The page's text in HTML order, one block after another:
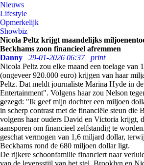
Nieuws
Lifestyle
Opmerkelijk
Showbiz
Nicola Peltz krijgt maandelijks
Beckhams zoon financieel afremmen
Danny
29-01-2026 06:37
print
Nicola Peltz zou elke maand een toelage van
(ongeveer 920.000 euro) krijgen van haar
Peltz. Dat meldt journaliste Marina Hyde in
Entertainment". Volgens haar zou Nelson
gezegd: "Ik geef mijn dochter een miljoen
in scherp contrast met de financiële steun die
volgens haar ouders David en Victoria krijgt,
aansporen om financieel zelfstandig te
geschat vermogen van 1,6 miljard dollar,
Beckhams rond de 680 miljoen dollar ligt.
De rijkere schoonfamilie financiert naar
van de levensstijl van het stel. Brooklyn en